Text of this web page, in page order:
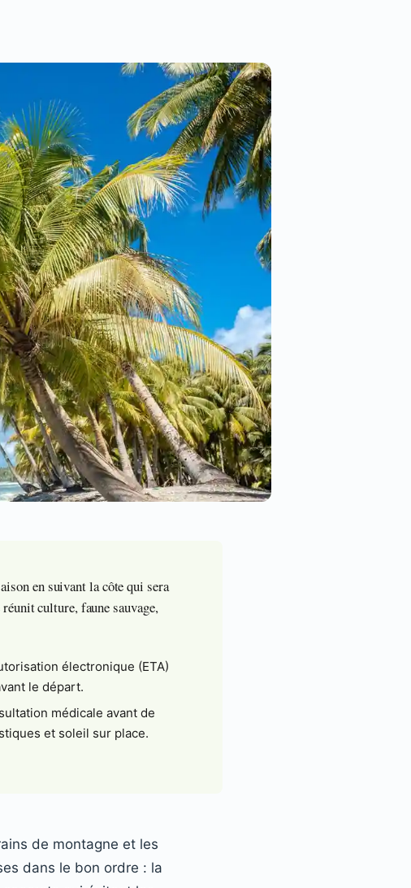
en suivant la côte qui sera
culture, faune sauvage,
électronique (ETA)
le départ.
médicale avant de
et soleil sur place.
de montagne et les
dans le bon ordre : la